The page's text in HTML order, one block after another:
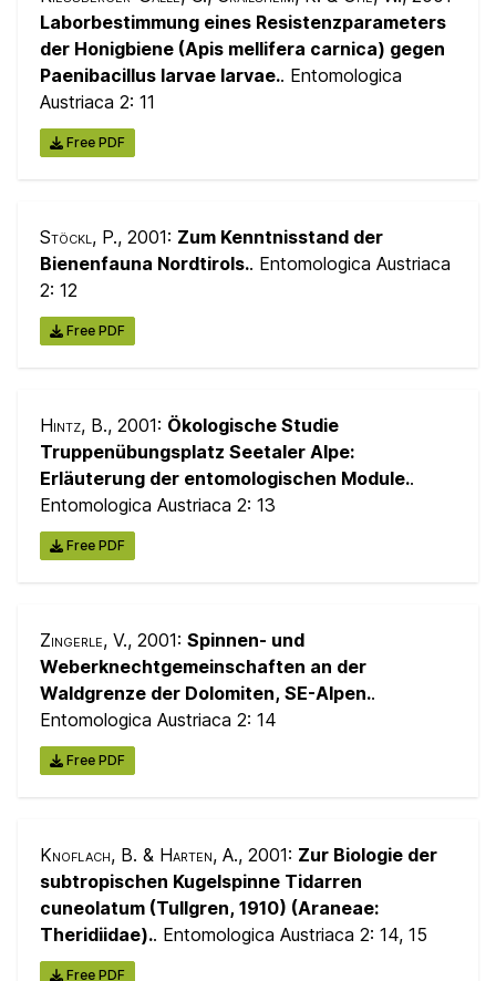
Laborbestimmung eines Resistenzparameters
der Honigbiene (Apis mellifera carnica) gegen
Paenibacillus larvae larvae.. Entomologica
Austriaca 2: 11
Free PDF
Stöckl, P., 2001: Zum Kenntnisstand der
Bienenfauna Nordtirols.. Entomologica Austriaca
2: 12
Free PDF
Hintz, B., 2001: Ökologische Studie
Truppenübungsplatz Seetaler Alpe:
Erläuterung der entomologischen Module..
Entomologica Austriaca 2: 13
Free PDF
Zingerle, V., 2001: Spinnen- und
Weberknechtgemeinschaften an der
Waldgrenze der Dolomiten, SE-Alpen..
Entomologica Austriaca 2: 14
Free PDF
Knoflach, B. & Harten, A., 2001: Zur Biologie der
subtropischen Kugelspinne Tidarren
cuneolatum (Tullgren, 1910) (Araneae:
Theridiidae).. Entomologica Austriaca 2: 14, 15
Free PDF